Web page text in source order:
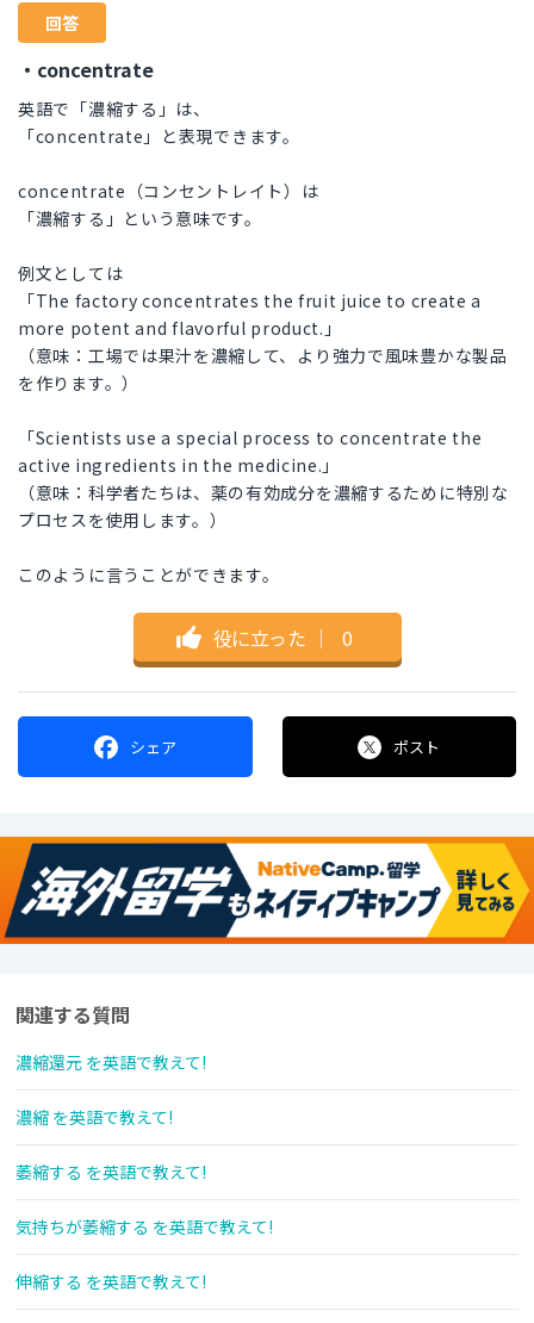
回答
・concentrate
英語で「濃縮する」は、
「concentrate」と表現できます。
concentrate（コンセントレイト）は
「濃縮する」という意味です。
例文としては
「The factory concentrates the fruit juice to create a
more potent and flavorful product.」
（意味：工場では果汁を濃縮して、より強力で風味豊かな製品
を作ります。）
「Scientists use a special process to concentrate the
active ingredients in the medicine.」
（意味：科学者たちは、薬の有効成分を濃縮するために特別な
プロセスを使用します。）
このように言うことができます。
役に立った ｜ 0
シェア ポスト
関連する質問
濃縮還元 を英語で教えて!
濃縮 を英語で教えて!
萎縮する を英語で教えて!
気持ちが萎縮する を英語で教えて!
伸縮する を英語で教えて!